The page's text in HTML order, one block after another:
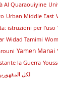
Al Quaraouiyine
Urban Middle East
istruzioni per l'uso
Widad Tamimi
Yamen Manai
la Guerra
لكل